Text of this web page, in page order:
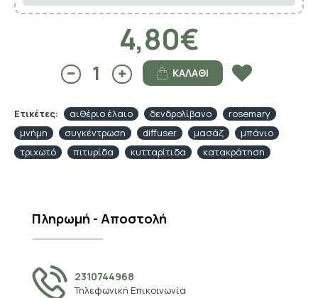
4,80€
ΚΑΛΆΘΙ
Ετικέτες: αιθέριο έλαιο δενδρολίβανο
rosemary
μνήμη
συγκέντρωση diffuser μασάζ
μπάνιο
τριχωτό
πιτυρίδα κυτταρίτιδα κατακράτηση
Πληρωμή - Αποστολή
2310744968
Τηλεφωνική Επικοινωνία